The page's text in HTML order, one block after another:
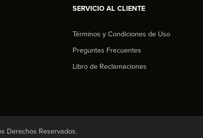
SERVICIO AL CLIENTE
Términos y Condiciones de Uso
Preguntas Frecuentes
Libro de Reclamaciones
Derechos Reservados.